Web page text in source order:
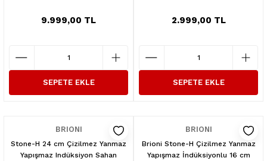
9.999,00 TL
SEPETE EKLE
2.999,00 TL
SEPETE EKLE
BRIONI
Stone-H 24 cm Çizilmez Yanmaz
Yapışmaz Indüksiyon Sahan
BRIONI
Brioni Stone-H Çizilmez Yanmaz
Yapışmaz İndüksiyonlu 16 cm